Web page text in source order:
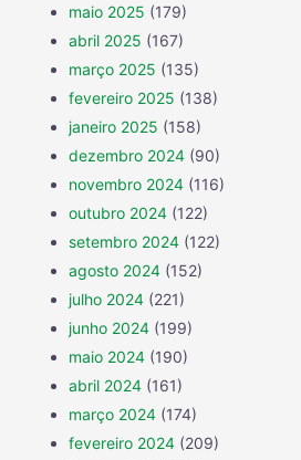
maio 2025 (179)
abril 2025 (167)
março 2025 (135)
fevereiro 2025 (138)
janeiro 2025 (158)
dezembro 2024 (90)
novembro 2024 (116)
outubro 2024 (122)
setembro 2024 (122)
agosto 2024 (152)
julho 2024 (221)
junho 2024 (199)
maio 2024 (190)
abril 2024 (161)
março 2024 (174)
fevereiro 2024 (209)